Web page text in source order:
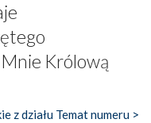
Królową
z działu Temat numeru >